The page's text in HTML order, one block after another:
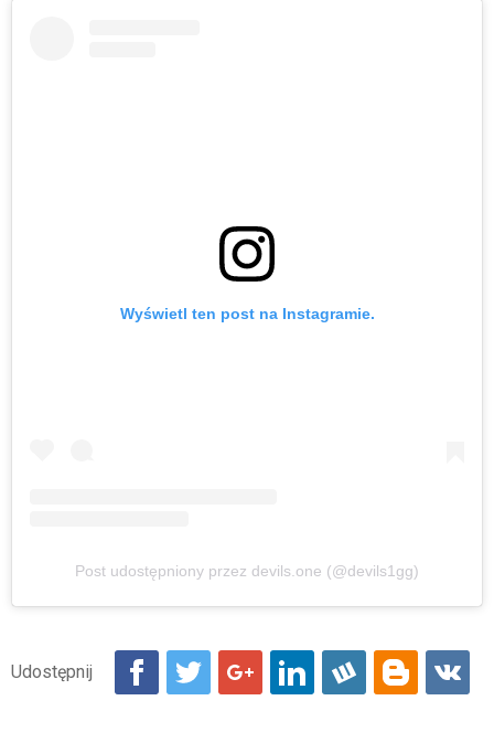
Wyświetl ten post na Instagramie.
Post udostępniony przez devils.one (@devils1gg)